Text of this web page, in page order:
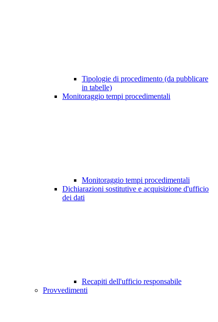
Tipologie di procedimento (da pubblicare
in tabelle)
Monitoraggio tempi procedimentali
Monitoraggio tempi procedimentali
Dichiarazioni sostitutive e acquisizione d'ufficio
dei dati
Recapiti dell'ufficio responsabile
Provvedimenti